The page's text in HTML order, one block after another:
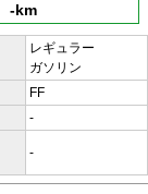
-km
レギュラー
ガソリン
FF
-
-